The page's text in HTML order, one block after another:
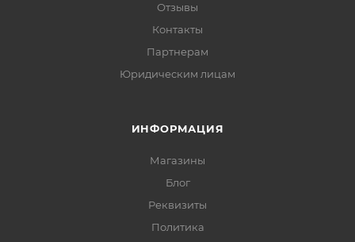
Отзывы
Контакты
Партнерам
Юридическим лицам
ИНФОРМАЦИЯ
Магазины
Блог
Реквизиты
Политика